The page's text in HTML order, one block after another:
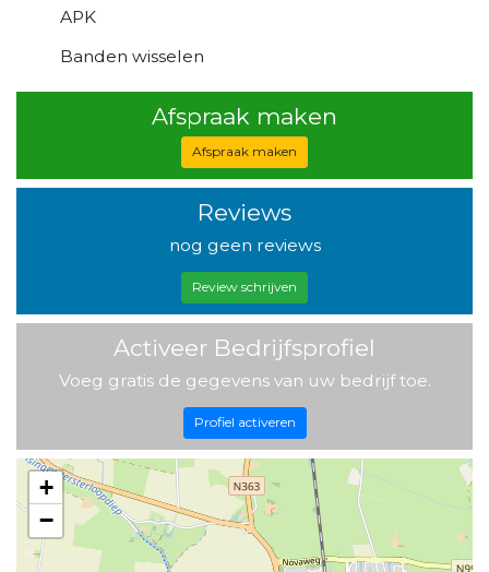
APK
Banden wisselen
Afspraak maken
Afspraak maken
Reviews
nog geen reviews
Review schrijven
Activeer Bedrijfsprofiel
Voeg gratis de gegevens van uw bedrijf toe.
Profiel activeren
+
−